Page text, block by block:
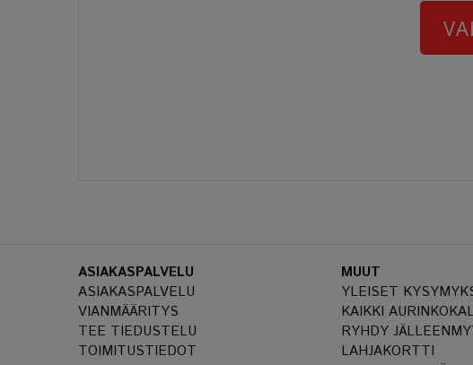
ASIAKASPALVELU
ASIAKASPALVELU
VIANMÄÄRITYS
TEE TIEDUSTELU
TOIMITUSTIEDOT
MUUT
YLEISET
KAIKKI
RYHDY
LAHJAKORTTI